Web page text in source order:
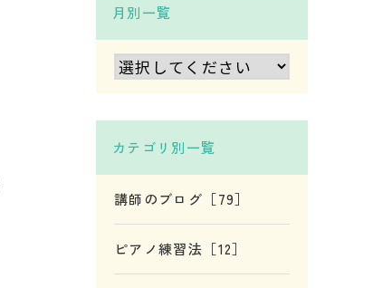
月別一覧
カテゴリ別一覧
講師のブログ［79］
ピアノ練習法［12］